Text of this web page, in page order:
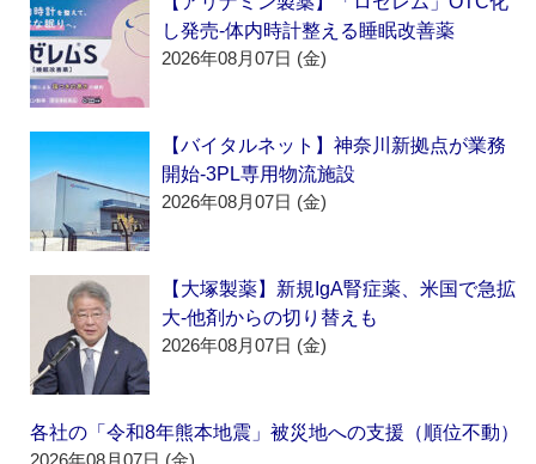
し発売‐体内時計整える睡眠改善薬
2026年08月07日 (金)
【バイタルネット】神奈川新拠点が業務
開始‐3PL専用物流施設
2026年08月07日 (金)
【大塚製薬】新規IgA腎症薬、米国で急拡
大‐他剤からの切り替えも
2026年08月07日 (金)
各社の「令和8年熊本地震」被災地への支援（順位不動）